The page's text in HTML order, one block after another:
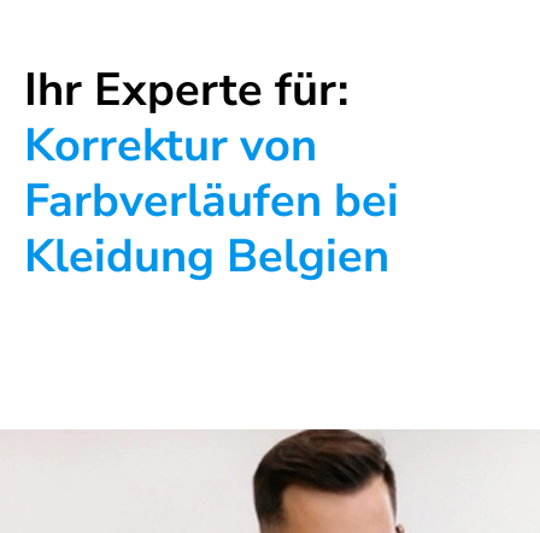
Ihr Experte für:
Korrektur von
Farbverläufen bei
Kleidung Belgien